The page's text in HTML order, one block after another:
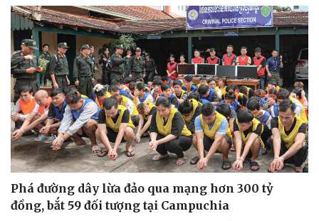
Phá đường dây lừa đảo qua mạng hơn 300 tỷ
đồng, bắt 59 đối tượng tại Campuchia